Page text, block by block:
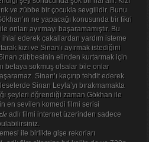
ve zübbe bir çocukla sevgilidir. Bunu
ne yapacağı konusunda bir fikri
onları ayırmayı başaramamıştır. Bu
ederek çakallardan yardım isteme
kızı ve Sinan’ı ayırmak istediğini
Sinan zübbesinin elinden kurtarmak için
belaya sokmuş olsalar bile onlar
Sinan’ı kaçırıp tehdit ederek
Sinan Leyla’yı bırakmamakta
şeyleri öğrendiği zaman Gökhan ile
en sevilen komedi filmi serisi
adlı filmi internet üzerinden sadece
ile birlikte gişe rekorları